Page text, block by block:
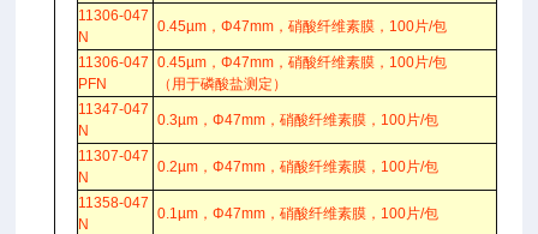
11306-047
N
0.45µm，Φ47mm，硝酸纤维素膜，100片/包
11306-047
PFN
0.45µm，Φ47mm，硝酸纤维素膜，100片/包
（用于磷酸盐测定）
11347-047
N
0.3µm，Φ47mm，硝酸纤维素膜，100片/包
11307-047
N
0.2µm，Φ47mm，硝酸纤维素膜，100片/包
11358-047
N
0.1µm，Φ47mm，硝酸纤维素膜，100片/包